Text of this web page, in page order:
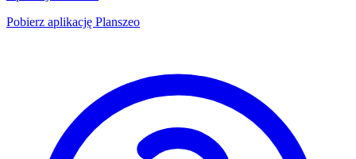
Pobierz aplikację Planszeo